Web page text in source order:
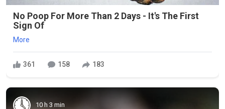
No Poop For More Than 2 Days - It's The First
Sign Of
More
361 158 183
10 h 3 min